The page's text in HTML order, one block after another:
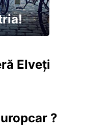
Elveția
?